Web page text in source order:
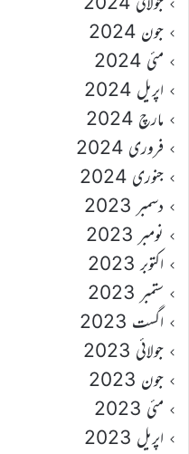
جون 2024
مئی 2024
اپریل 2024
مارچ 2024
فروری 2024
جنوری 2024
دسمبر 2023
نومبر 2023
اکتوبر 2023
ستمبر 2023
اگست 2023
جولائی 2023
جون 2023
مئی 2023
اپریل 2023